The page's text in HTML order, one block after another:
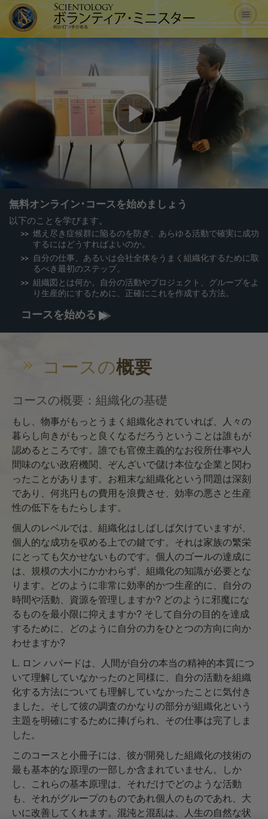
Play
Video
無料オンライン･コースを始めましょう
以下のことを学びます。
燃え尽き症候群に陥るのを防ぎ、あらゆる活動で確実に成功
するにはどうすればよいのか。
自分の仕事、あるいは会社全体をうまく組織化するために取
るべき最初のステップ。
組織図とは何か。自分の活動やプロジェクト、グループをよ
り生産的にするために、正確にこれを作成する方法。
コースを始める
コースの概要
コースの概要：組織化の基礎
もし、物事がもっとうまく組織化されていれば、人々の
暮らし向きがもっと良くなるだろうということは誰もが
認めるところです。誰でも官僚主義的なお役所仕事や人
間味のない政府機関、ぞんざいで儲け本位な企業と関わ
ったことがあります。お粗末な組織化という問題は深刻
であり、何兆円もの費用を浪費させ、効率の悪さと生産
性の低下をもたらします。
個人のレベルでは、組織化はしばしば欠けていますが、
個人的な成功を収める上での鍵です。それは家族の繁栄
にとっても欠かせないものです。個人のゴールの達成に
は、規模の大小にかかわらず、組織化の知識が必要とな
ります。どのように非常に効率的かつ生産的に、自分の
時間や活動、資源を管理しますか? どのように邪魔にな
るものを最小限に抑えますか? そして自分の目的を達成
するために、どのように自分の力をひとつの方向に向か
わせますか?
L. ロン ハバードは、人間が自分の本当の精神的本質につ
いて理解していなかったのと同様に、自分の活動を組織
化する方法についても理解していなかったことに気付き
ました。そして彼の調査のかなりの部分が組織化という
主題を明確にするために捧げられ、その仕事は完了しま
した。
このコースと小冊子には、彼が開発した組織化の技術の
最も基本的な原理の一部しか含まれていません。しか
し、これらの基本原理は、それだけでどのような活動
も、それがグループのものであれ個人のものであれ、大
いに改善してくれます。混沌と混乱は、人生の自然な状